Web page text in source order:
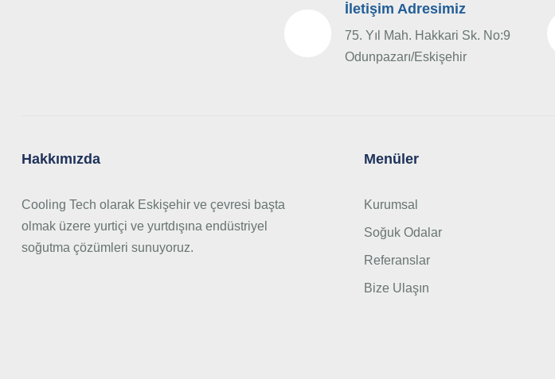
İletişim Adresimiz
75. Yıl Mah. Hakkari Sk. No:9
Odunpazarı/Eskişehir
Hakkımızda
Cooling Tech olarak Eskişehir ve çevresi başta
olmak üzere yurtiçi ve yurtdışına endüstriyel
soğutma çözümleri sunuyoruz.
Menüler
Kurumsal
Soğuk Odalar
Referanslar
Bize Ulaşın